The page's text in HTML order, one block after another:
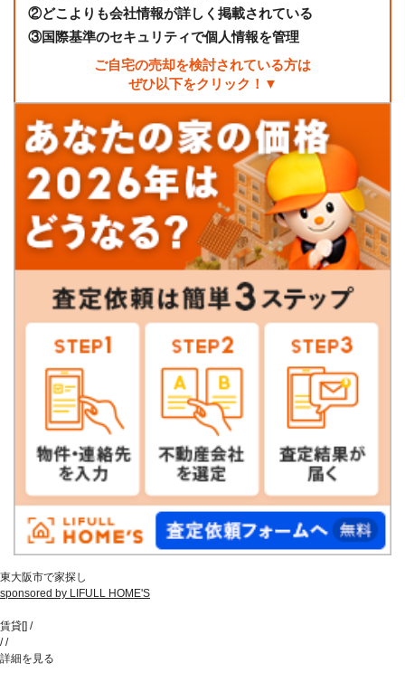
②どこよりも会社情報が詳しく掲載されている
③国際基準のセキュリティで個人情報を管理
ご自宅の売却を検討されている方は
ぜひ以下をクリック！▼
東大阪市で家探し
sponsored by LIFULL HOME'S
賃貸[] /
//
詳細を見る